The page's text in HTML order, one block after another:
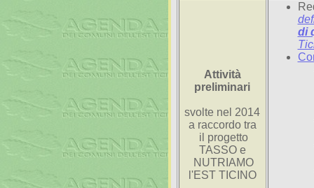
Attività
preliminari
svolte nel 2014
a raccordo tra
il progetto
TASSO e
NUTRIAMO
l'EST TICINO
di